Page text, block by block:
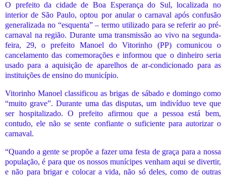
O prefeito da cidade de Boa Esperança do Sul, localizada no
interior de São Paulo, optou por anular o carnaval após confusão
generalizada no “esquenta” – termo utilizado para se referir ao pré-
carnaval na região. Durante uma transmissão ao vivo na segunda-
feira, 29, o prefeito Manoel do Vitorinho (PP) comunicou o
cancelamento das comemorações e informou que o dinheiro seria
usado para a aquisição de aparelhos de ar-condicionado para as
instituições de ensino do município.
Vitorinho Manoel classificou as brigas de sábado e domingo como
“muito grave”. Durante uma das disputas, um indivíduo teve que
ser hospitalizado. O prefeito afirmou que a pessoa está bem,
contudo, ele não se sente confiante o suficiente para autorizar o
carnaval.
“Quando a gente se propõe a fazer uma festa de graça para a nossa
população, é para que os nossos munícipes venham aqui se divertir,
e não para brigar e colocar a vida, não só deles, como de outras